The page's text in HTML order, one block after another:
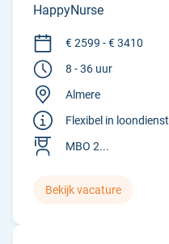
HappyNurse
€ 2599 - € 3410
8 - 36 uur
Almere
Flexibel in loondienst
MBO 2...
Bekijk vacature